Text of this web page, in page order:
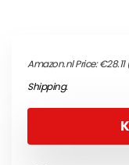
Amazon.nl Price:€28.11
Shipping.